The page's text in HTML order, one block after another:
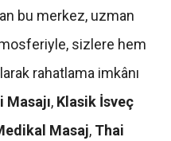
bu merkez, uzman
sizlere hem
rahatlama imkânı
Masajı, Klasik İsveç
Masaj, Thai